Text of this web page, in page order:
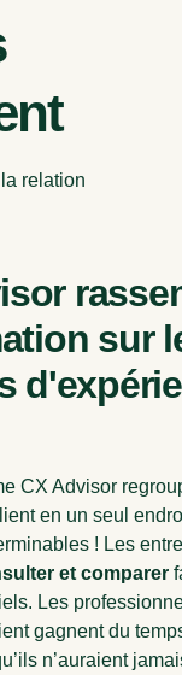
relation
sur
CX Advisor
en un seul
! Les
et comparer
Les
gagnent du
n’auraient